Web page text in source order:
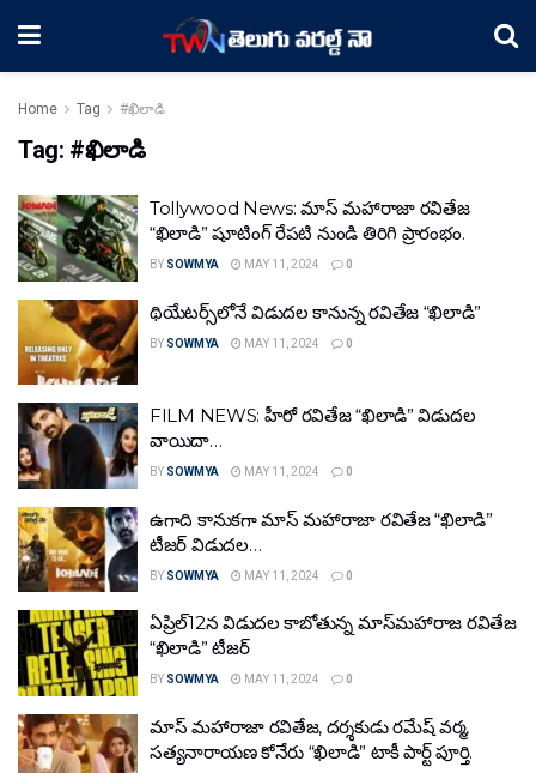
Home Tag #ఖిలాడి
Tag: #ఖిలాడి
Tollywood News: మాస్‌ మహారాజా రవితేజ
“ఖిలాడి” షూటింగ్‌ రేపటి నుండి తిరిగి ప్రారంభం.
BY SOWMYA MAY 11, 2024 0
థియేటర్స్‌లోనే విడుదల కానున్న రవితేజ “ఖిలాడి”
BY SOWMYA MAY 11, 2024 0
FILM NEWS: హీరో రవితేజ “ఖిలాడి” విడుద‌ల
వాయిదా…
BY SOWMYA MAY 11, 2024 0
ఉగాది కానుక‌గా మాస్ మ‌హారాజా ర‌వితేజ “ఖిలాడి”
టీజ‌ర్ విడుద‌ల‌…
BY SOWMYA MAY 11, 2024 0
ఏప్రిల్‌12న విడుద‌ల‌ కాబోతున్న మాస్‌మ‌హారాజ‌ ర‌వితేజ
“ఖిలాడి” టీజ‌ర్
BY SOWMYA MAY 11, 2024 0
మాస్ మహారాజా ర‌వితేజ‌, దర్శకుడు రమేష్ వర్మ,
సత్యనారాయణ కోనేరు “ఖిలాడి” టాకీ పార్ట్ పూర్తి.